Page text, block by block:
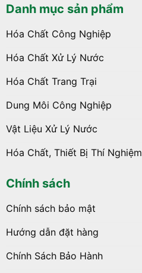
Danh mục sản phẩm
Hóa Chất Công Nghiệp
Hóa Chất Xử Lý Nước
Hóa Chất Trang Trại
Dung Môi Công Nghiệp
Vật Liệu Xử Lý Nước
Hóa Chất, Thiết Bị Thí Nghiệm
Chính sách
Chính sách bảo mật
Hướng dẫn đặt hàng
Chính Sách Bảo Hành